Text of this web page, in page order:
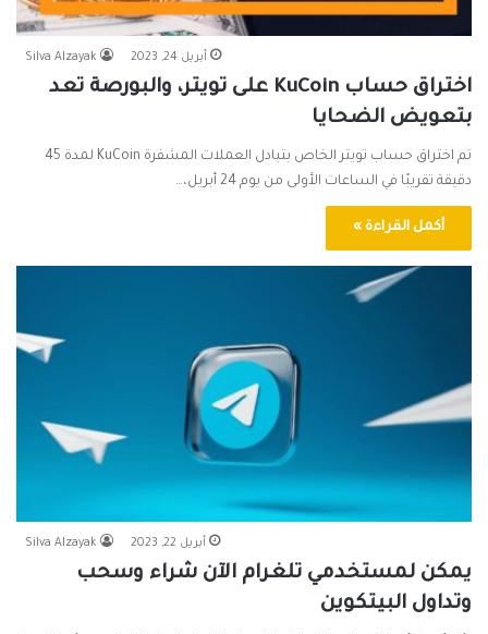
Silva Alzayak أبريل 24, 2023
اختراق حساب KuCoin على تويتر، والبورصة تعد
بتعويض الضحايا
تم اختراق حساب تويتر الخاص بتبادل العملات المشفرة KuCoin لمدة 45
دقيقة تقريبًا في الساعات الأولى من يوم 24 أبريل،…
أكمل القراءة »
Silva Alzayak أبريل 22, 2023
يمكن لمستخدمي تلغرام الآن شراء وسحب
وتداول البيتكوين